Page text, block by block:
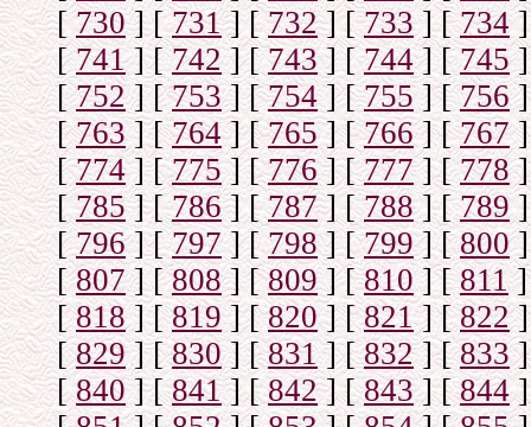
[730] [731] [732] [733] [734]
[741] [742] [743] [744] [745]
[752] [753] [754] [755] [756]
[763] [764] [765] [766] [767]
[774] [775] [776] [777] [778]
[ 785] [786] [787] [788] [789]
[796] [797] [798] [799] [800]
[807] [808] [809] [810] [ 811]
[818] [819] [820] [821] [822]
[829] [830] [831] [832] [833]
[840] [841] [842] [843] [844]